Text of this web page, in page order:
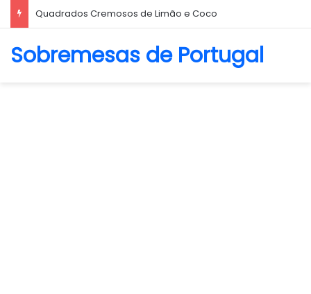
Quadrados Cremosos de Limão e Coco
Sobremesas de Portugal